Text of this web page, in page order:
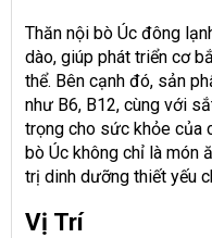
Thăn nội bò Úc đông
dào, giúp phát triển cơ
thể. Bên cạnh đó, sản
như B6, B12, cùng với
trọng cho sức khỏe của
bò Úc không chỉ là món
trị dinh dưỡng thiết yếu
Vị Trí